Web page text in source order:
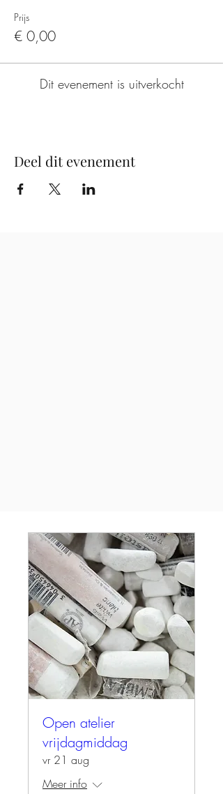
Prijs
€ 0,00
Dit evenement is uitverkocht
Deel dit evenement
Open atelier
vrijdagmiddag
vr 21 aug
Meer info